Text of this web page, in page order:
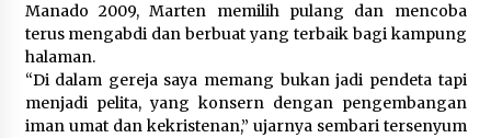
Manado 2009, Marten memilih pulang dan mencoba
terus mengabdi dan berbuat yang terbaik bagi kampung
halaman.
“Di dalam gereja saya memang bukan jadi pendeta tapi
menjadi pelita, yang konsern dengan pengembangan
iman umat dan kekristenan,” ujarnya sembari tersenyum